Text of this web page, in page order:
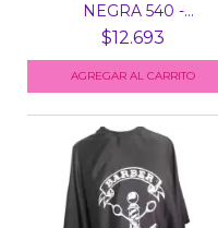
NEGRA 540 -
SOMBRERO
$12.693